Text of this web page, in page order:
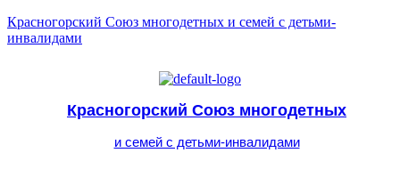
Красногорский Союз многодетных и семей с детьми-
инвалидами
Красногорский Союз многодетных
и семей с детьми-инвалидами